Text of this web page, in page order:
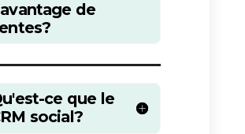
CRM social vous
d’analyser
les informations
prospect. Ces